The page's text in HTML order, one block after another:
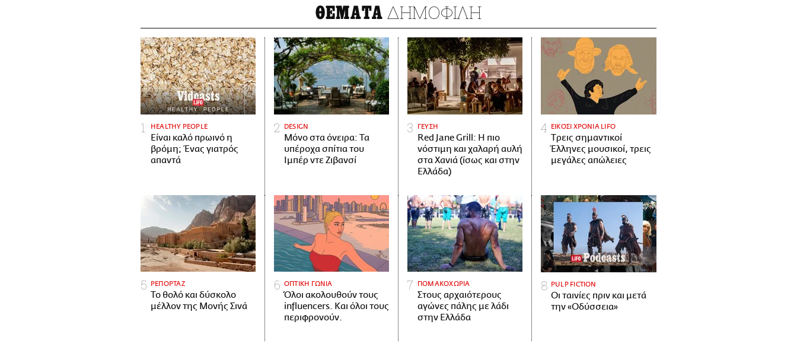
ΘΕΜΑΤΑ ΔΗΜΟΦΙΛΗ
HEALTHY PEOPLE
Είναι καλό πρωινό η
βρόμη; Ένας γιατρός
απαντά
DESIGN
Μόνο στα όνειρα: Τα
υπέροχα σπίτια του
Ιμπέρ ντε Ζιβανσί
ΓΕΥΣΗ
Red Jane Grill: Η πιο
νόστιμη και χαλαρή αυλή
στα Χανιά (ίσως και στην
Ελλάδα)
ΕΙΚΟΣΙ ΧΡΟΝΙΑ LIFO
Tρεις σημαντικοί
Έλληνες μουσικοί, τρεις
μεγάλες απώλειες
ΡΕΠΟΡΤΑΖ
Το θολό και δύσκολο
μέλλον της Μονής Σινά
ΟΠΤΙΚΗ ΓΩΝΙΑ
Όλοι ακολουθούν τους
influencers. Και όλοι τους
περιφρονούν.
ΠΟΜΑΚΟΧΩΡΙΑ
Στους αρχαιότερους
αγώνες πάλης με λάδι
στην Ελλάδα
PULP FICTION
Οι ταινίες πριν και μετά
την «Οδύσσεια»